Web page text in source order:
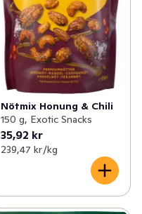
Nötmix Honung & Chili
150 g, Exotic Snacks
35,92 kr
239,47 kr /kg